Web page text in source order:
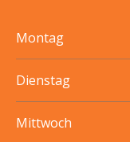
Montag
Dienstag
Mittwoch